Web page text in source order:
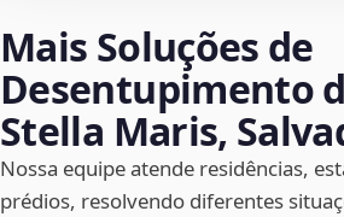
Mais Soluções de
Desentupimento
Stella Maris,
Nossa equipe atende residências,
prédios, resolvendo diferentes